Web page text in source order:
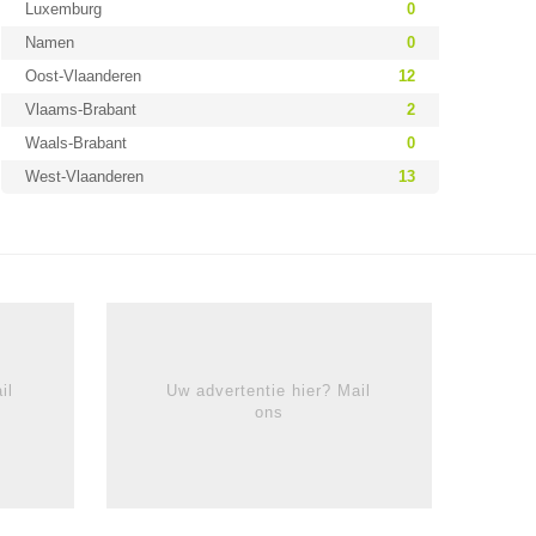
Luxemburg
0
Namen
0
Oost-Vlaanderen
12
Vlaams-Brabant
2
Waals-Brabant
0
West-Vlaanderen
13
Uw advertentie hier? Mail
ons